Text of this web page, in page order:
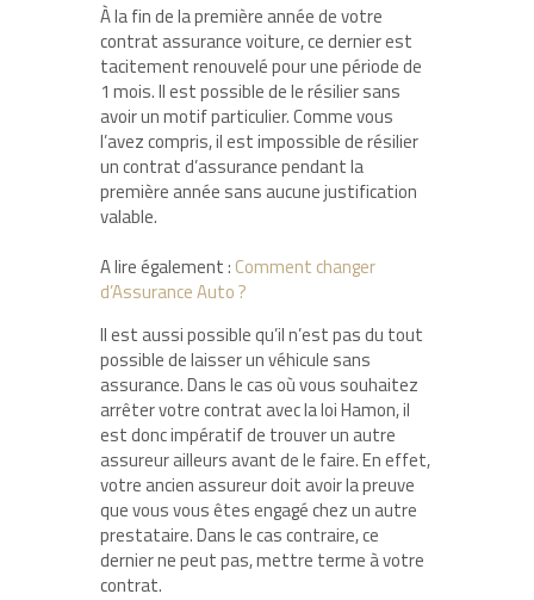
À la fin de la première année de votre
contrat assurance voiture, ce dernier est
tacitement renouvelé pour une période de
1 mois. Il est possible de le résilier sans
avoir un motif particulier. Comme vous
l’avez compris, il est impossible de résilier
un contrat d’assurance pendant la
première année sans aucune justification
valable.
A lire également : Comment changer
d’Assurance Auto ?
Il est aussi possible qu’il n’est pas du tout
possible de laisser un véhicule sans
assurance. Dans le cas où vous souhaitez
arrêter votre contrat avec la loi Hamon, il
est donc impératif de trouver un autre
assureur ailleurs avant de le faire. En effet,
votre ancien assureur doit avoir la preuve
que vous vous êtes engagé chez un autre
prestataire. Dans le cas contraire, ce
dernier ne peut pas, mettre terme à votre
contrat.